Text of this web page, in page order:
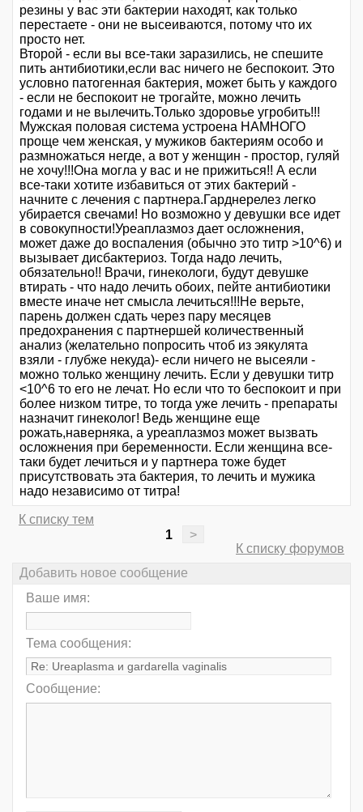
резины у вас эти бактерии находят, как только
перестаете - они не высеиваются, потому что их
просто нет.
Второй - если вы все-таки заразились, не спешите
пить антибиотики,если вас ничего не беспокоит. Это
условно патогенная бактерия, может быть у каждого
- если не беспокоит не трогайте, можно лечить
годами и не вылечить.Только здоровье угробить!!!
Мужская половая система устроена НАМНОГО
проще чем женская, у мужиков бактериям особо и
размножаться негде, а вот у женщин - простор, гуляй
не хочу!!!Она могла у вас и не прижиться!! А если
все-таки хотите избавиться от этих бактерий -
начните с лечения с партнера.Гарднерелез легко
убирается свечами! Но возможно у девушки все идет
в совокупности!Уреаплазмоз дает осложнения,
может даже до воспаления (обычно это титр >10^6) и
вызывает дисбактериоз. Тогда надо лечить,
обязательно!! Врачи, гинекологи, будут девушке
втирать - что надо лечить обоих, пейте антибиотики
вместе иначе нет смысла лечиться!!!Не верьте,
парень должен сдать через пару месяцев
предохранения с партнершей количественный
анализ (желательно попросить чтоб из эякулята
взяли - глубже некуда)- если ничего не высеяли -
можно только женщину лечить. Если у девушки титр
<10^6 то его не лечат. Но если что то беспокоит и при
более низком титре, то тогда уже лечить - препараты
назначит гинеколог! Ведь женщине еще
рожать,наверняка, а уреаплазмоз может вызвать
осложнения при беременности. Если женщина все-
таки будет лечиться и у партнера тоже будет
присутствовать эта бактерия, то лечить и мужика
надо независимо от титра!
К списку тем
1
>
К списку форумов
Добавить новое сообщение
Ваше имя:
Тема сообщения:
Сообщение: